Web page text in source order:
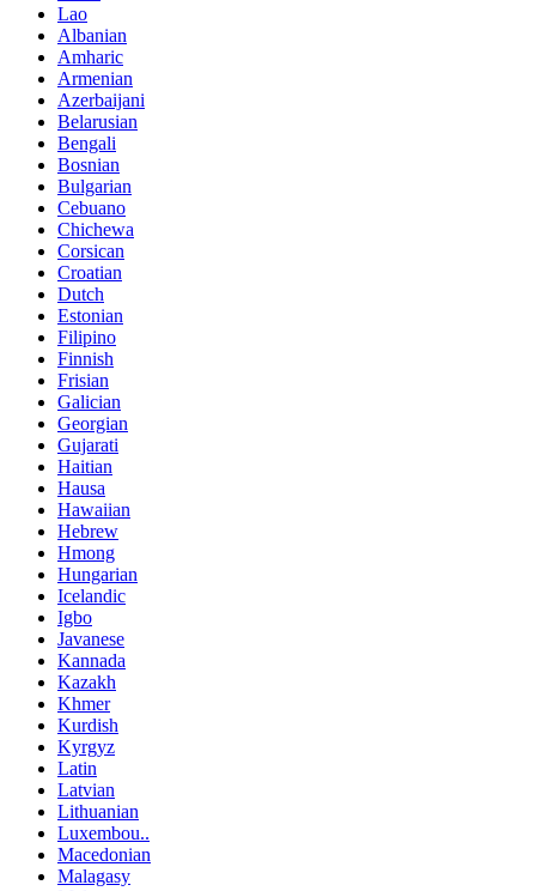
Lao
Albanian
Amharic
Armenian
Azerbaijani
Belarusian
Bengali
Bosnian
Bulgarian
Cebuano
Chichewa
Corsican
Croatian
Dutch
Estonian
Filipino
Finnish
Frisian
Galician
Georgian
Gujarati
Haitian
Hausa
Hawaiian
Hebrew
Hmong
Hungarian
Icelandic
Igbo
Javanese
Kannada
Kazakh
Khmer
Kurdish
Kyrgyz
Latin
Latvian
Lithuanian
Luxembou..
Macedonian
Malagasy